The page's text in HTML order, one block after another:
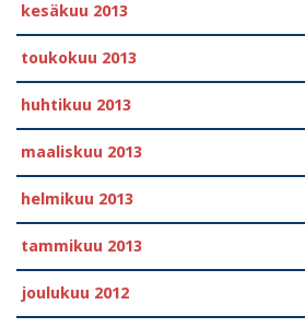
kesäkuu 2013
toukokuu 2013
huhtikuu 2013
maaliskuu 2013
helmikuu 2013
tammikuu 2013
joulukuu 2012